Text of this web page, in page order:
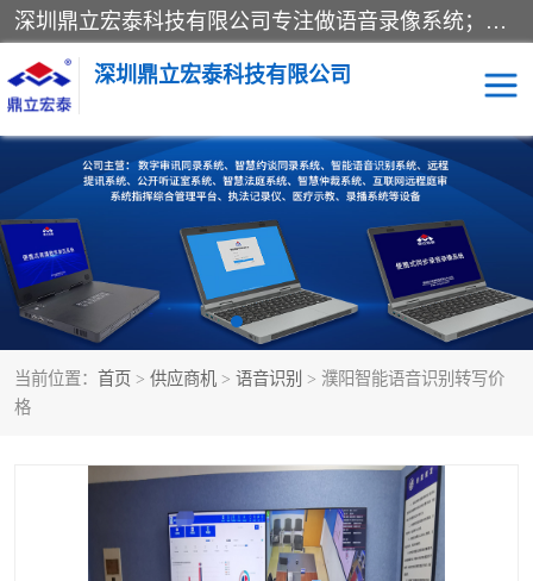
深圳鼎立宏泰科技有限公司专注做语音录像系统；主要服务有：约谈室同步录音录像系统、设计数字询问同步录音录像、数字约谈室同步录音录像、公开听证室、智慧庭审、智能语音识别转写、远程提讯（提审）、记录仪、远程指挥综合管理平台、录播系统等
深圳鼎立宏泰科技有限公司
当前位置： 首页 > 供应商机 > 语音识别 > 濮阳智能语音识别转写价
格
同步录音录像设备 便携式审讯设备
数字法庭 听证室
远程提讯 语音识别